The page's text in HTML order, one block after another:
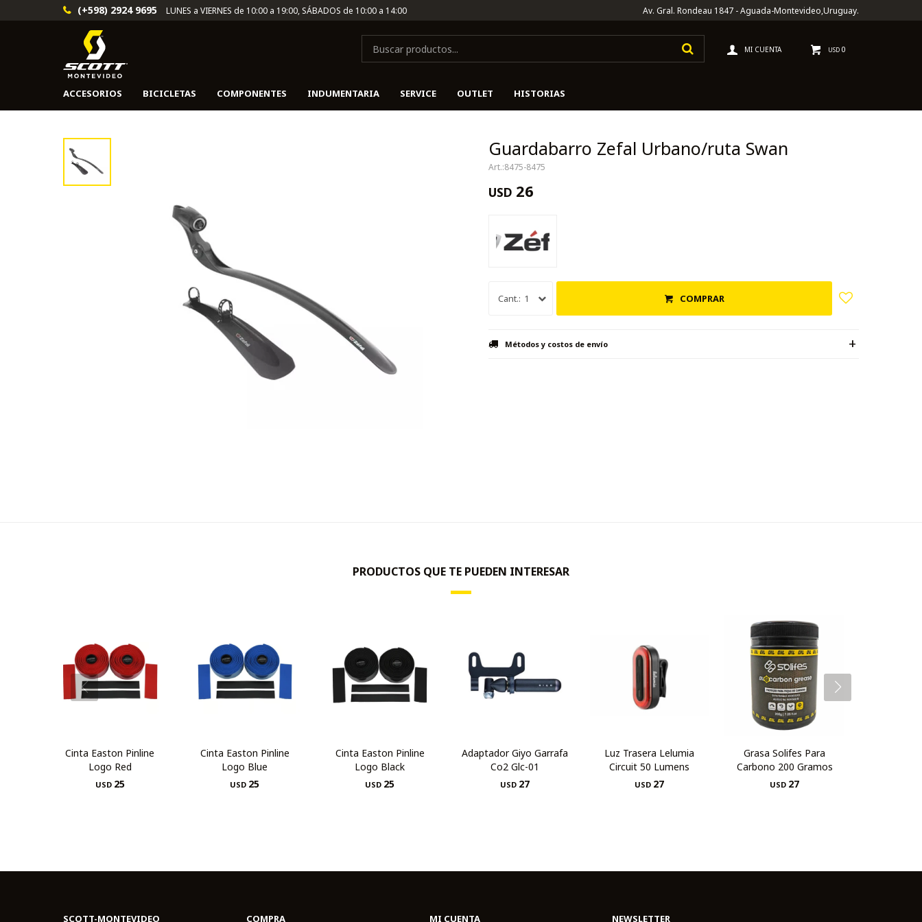
ACCESORIOS BICICLETAS COMPONENTES INDUMENTARIA SERVICE OUTLET HISTORIAS
USD 0
(+598) 2924 9695 LUNES a VIERNES de 10:00 a 19:00, SÁBADOS de 10:00 a 14:00 Av. Gral. Rondeau 1847 - Aguada-Montevideo,Uruguay.
Guardabarro Zefal Urbano/ruta Swan
8475-8475
USD 26
1 COMPRAR
Métodos y costos de envío
PRODUCTOS QUE TE PUEDEN INTERESAR
Cinta Easton Pinline
Logo Red
USD 25
Cinta Easton Pinline
Logo Blue
USD 25
Cinta Easton Pinline
Logo Black
USD 25
Adaptador Giyo Garrafa
Co2 Glc-01
USD 27
Luz Trasera Lelumia
Circuit 50 Lumens
USD 27
Grasa Solifes Para
Carbono 200 Gramos
USD 27
SCOTT-MONTEVIDEO COMPRA MI CUENTA NEWSLETTER